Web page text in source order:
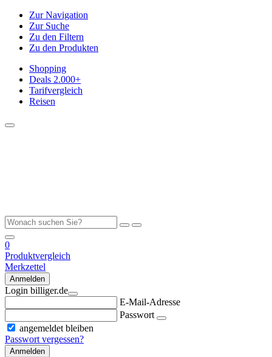
Zur Navigation
Zur Suche
Zu den Filtern
Zu den Produkten
Shopping
Deals 2.000+
Tarifvergleich
Reisen
0
Produktvergleich
Merkzettel
Anmelden
Login billiger.de
E-Mail-Adresse
Passwort
angemeldet bleiben
Passwort vergessen?
Anmelden